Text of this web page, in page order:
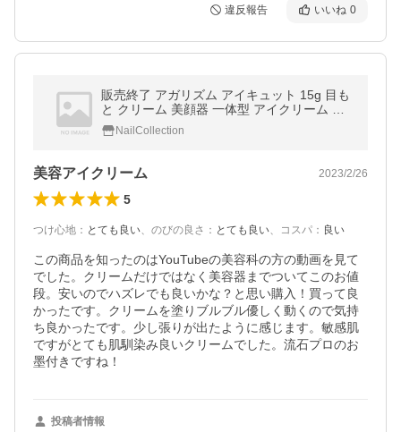
違反報告 いいね 0
販売終了 アガリズム アイキュット 15g 目も
と クリーム 美顔器 一体型 アイクリーム 目
もと用美顔器 振動 （KART） 【SIB】 海外×
NailCollection
美容アイクリーム 2023/2/26
5
つけ心地 ： とても良い、 のびの良さ ： とても良い、 コスパ ： 良い
この商品を知ったのはYouTubeの美容科の方の動画を見て
でした。クリームだけではなく美容器までついてこのお値
段。安いのでハズレでも良いかな？と思い購入！買って良
かったです。クリームを塗りブルブル優しく動くので気持
ち良かったです。少し張りが出たように感じます。敏感肌
ですがとても肌馴染み良いクリームでした。流石プロのお
墨付きですね！
投稿者情報